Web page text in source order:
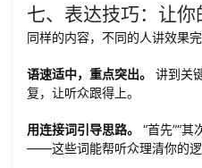
七、表达技巧：让你
同样的内容，不同的人讲效果
语速适中，重点突出。
讲到关
复，让听众跟得上。
用连接词引导思路。
“首先”“其
——这些词能帮听众理清你的逻